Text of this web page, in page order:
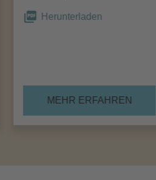
Herunterladen
MEHR ERFAHREN